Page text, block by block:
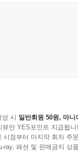
시 일반회원 50원, 마니
만 YES포인트 지급됩니
시점부터 마지막 회차 주
ray, 패션 및 판매금지 상